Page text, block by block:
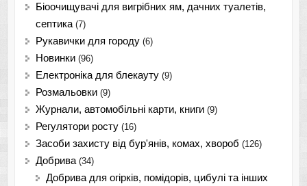
Біоочищувачі для вигрібних ям, дачних туалетів,
септика (7)
Рукавички для городу (6)
Новинки (96)
Електроніка для блекауту (9)
Розмальовки (9)
Журнали, автомобільні карти, книги (9)
Регулятори росту (16)
Засоби захисту від бур'янів, комах, хвороб (126)
Добрива (34)
Добрива для огірків, помідорів, цибулі та інших